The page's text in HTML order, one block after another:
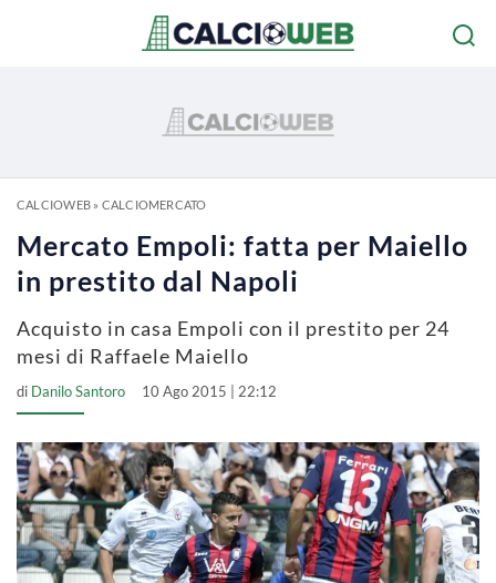
CALCIOWEB» CALCIOMERCATO
Mercato Empoli: fatta per Maiello
in prestito dal Napoli
Acquisto in casa Empoli con il prestito per 24
mesi di Raffaele Maiello
di Danilo Santoro 10 Ago 2015 | 22:12